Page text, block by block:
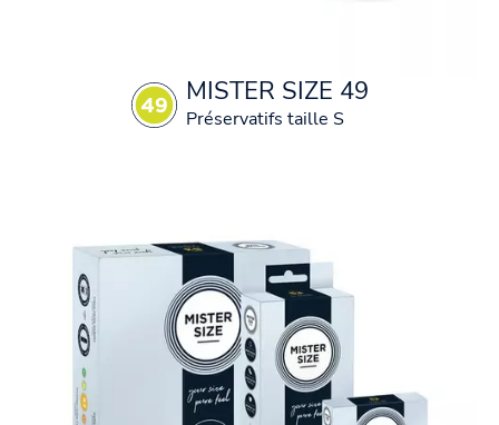
MISTER SIZE 49
Préservatifs taille S